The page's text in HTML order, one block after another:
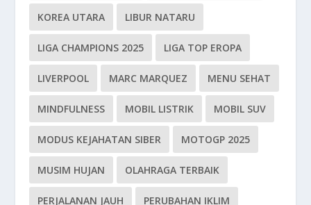
KOREA UTARA LIBUR NATARU
LIGA CHAMPIONS 2025 LIGA TOP EROPA
LIVERPOOL MARC MARQUEZ MENU SEHAT
MINDFULNESS MOBIL LISTRIK MOBIL SUV
MODUS KEJAHATAN SIBER MOTOGP 2025
MUSIM HUJAN OLAHRAGA TERBAIK
PERJALANAN JAUH PERUBAHAN IKLIM